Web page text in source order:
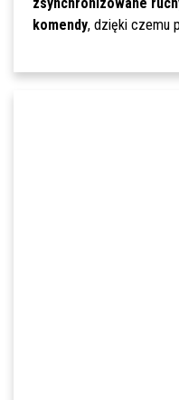
zsynchronizowane
komendy, dzięki czemu